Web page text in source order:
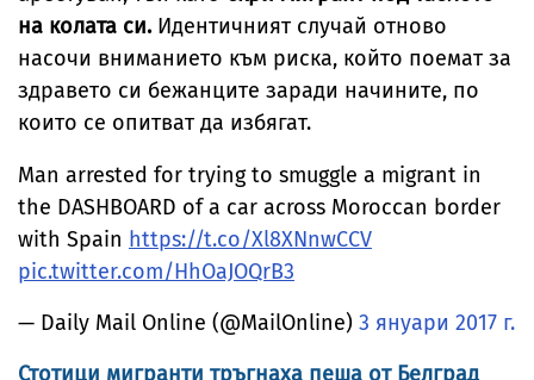
на колата си. Идентичният случай отново
насочи вниманието към риска, който поемат за
здравето си бежанците заради начините, по
които се опитват да избягат.
Man arrested for trying to smuggle a migrant in
the DASHBOARD of a car across Moroccan border
with Spain https://t.co/Xl8XNnwCCV
pic.twitter.com/HhOaJOQrB3
— Daily Mail Online (@MailOnline) 3 януари 2017 г.
Стотици мигранти тръгнаха пеша от Белград